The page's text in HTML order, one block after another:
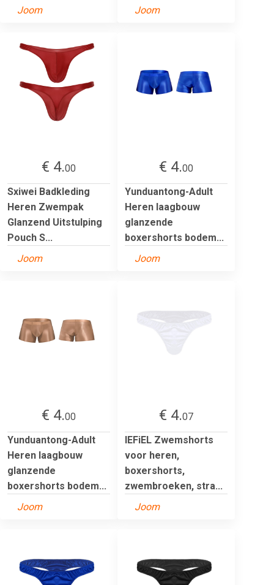
Joom
Joom
€ 4.00
Sxiwei Badkleding
Heren Zwempak
Glanzend Uitstulping
Pouch S...
Joom
€ 4.00
Yunduantong-Adult
Heren laagbouw
glanzende
boxershorts bodem...
Joom
€ 4.00
Yunduantong-Adult
Heren laagbouw
glanzende
boxershorts bodem...
Joom
€ 4.07
IEFiEL Zwemshorts
voor heren,
boxershorts,
zwembroeken, stra...
Joom